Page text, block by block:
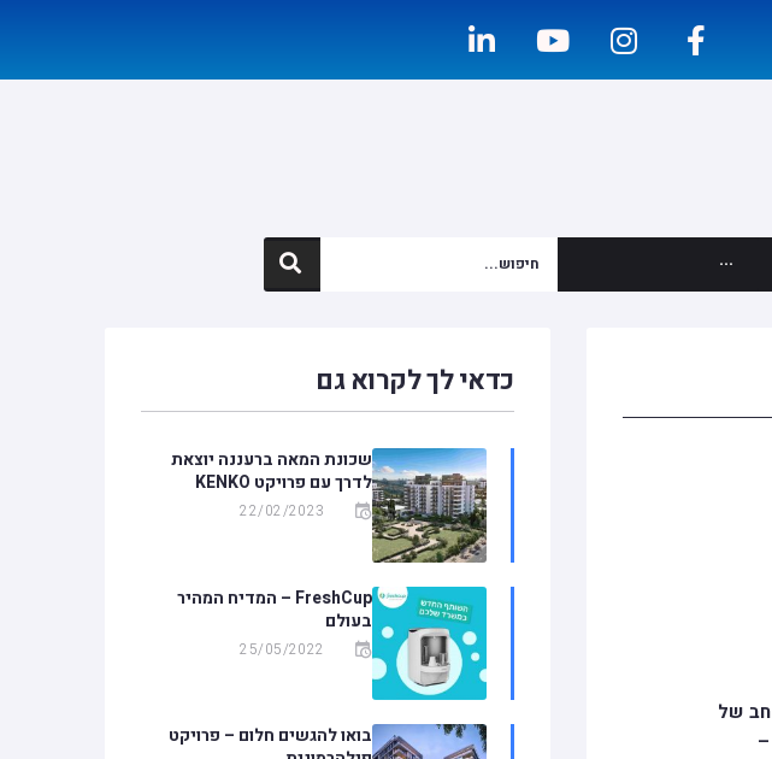
···
של
כדאי לך לקרוא גם
שכונת המאה ברעננה יוצאת
לדרך עם פרויקט KENKO
22/02/2023
FreshCup – המדיח המהיר
בעולם
25/05/2022
בואו להגשים חלום – פרויקט